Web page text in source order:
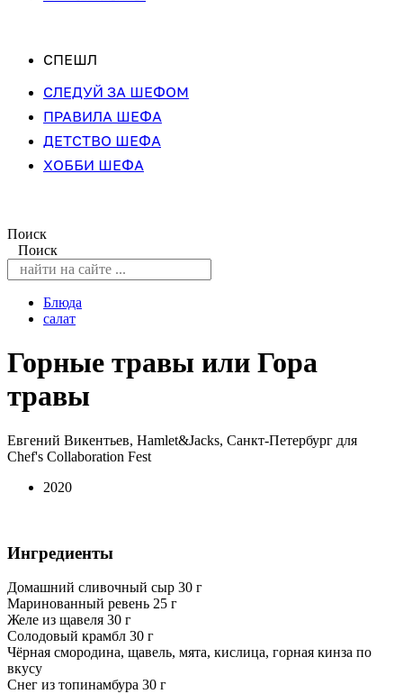
СПЕШЛ
СЛЕДУЙ ЗА ШЕФОМ
ПРАВИЛА ШЕФА
ДЕТСТВО ШЕФА
ХОББИ ШЕФА
Поиск
Поиск
Блюда
салат
Горные травы или Гора
травы
Евгений Викентьев, Hamlet&Jacks, Санкт-Петербург для
Chef's Collaboration Fest
2020
Ингредиенты
Домашний сливочный сыр 30 г
Маринованный ревень 25 г
Желе из щавеля 30 г
Солодовый крамбл 30 г
Чёрная смородина, щавель, мята, кислица, горная кинза по
вкусу
Снег из топинамбура 30 г